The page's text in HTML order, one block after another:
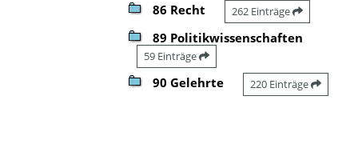
86 Recht 262 Einträge
89 Politikwissenschaften
59 Einträge
90 Gelehrte 220 Einträge